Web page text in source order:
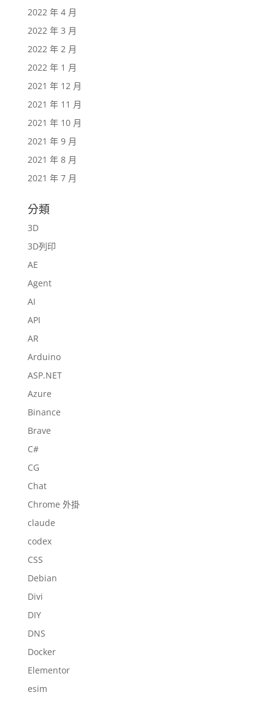
2022 年 4 月
2022 年 3 月
2022 年 2 月
2022 年 1 月
2021 年 12 月
2021 年 11 月
2021 年 10 月
2021 年 9 月
2021 年 8 月
2021 年 7 月
分類
3D
3D列印
AE
Agent
AI
API
AR
Arduino
ASP.NET
Azure
Binance
Brave
C#
CG
Chat
Chrome 外掛
claude
codex
CSS
Debian
Divi
DIY
DNS
Docker
Elementor
esim